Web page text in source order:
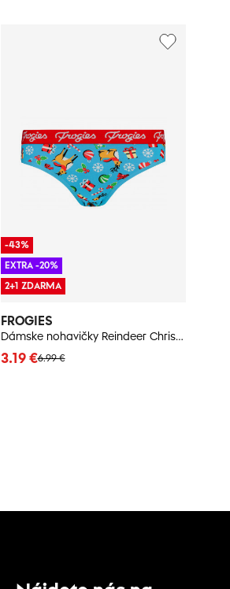
FROGIES
Dámske nohavičky Reindeer Christmas - Frogies
6.99 €
3.19 €
-43%
EXTRA -20%
2+1 ZDARMA